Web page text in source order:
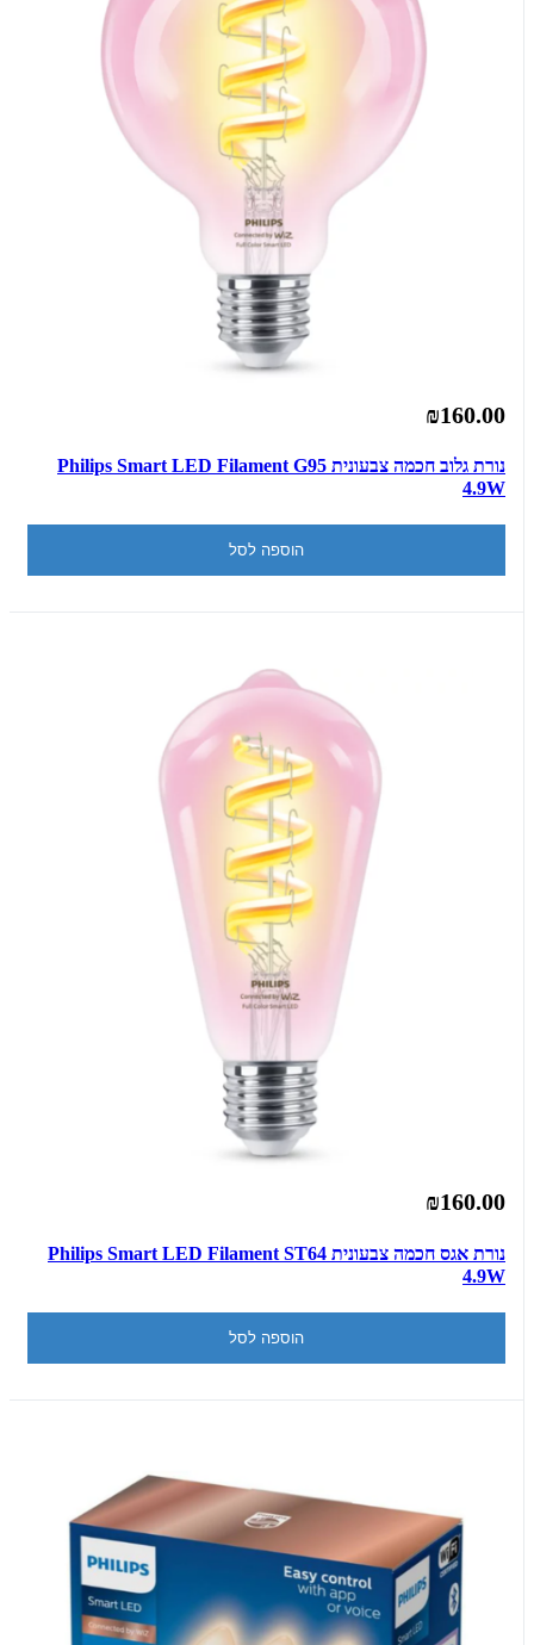
₪160.00
נורת גלוב חכמה צבעונית Philips Smart LED Filament G95
4.9W
הוספה לסל
₪160.00
נורת אגס חכמה צבעונית Philips Smart LED Filament ST64
4.9W
הוספה לסל